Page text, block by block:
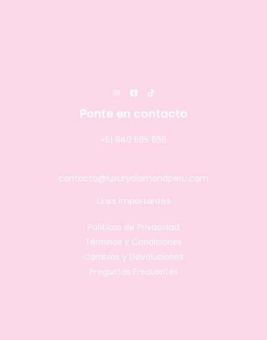
Ponte en contacto
+51 940 585 656
contacto@luxurydiamondperu.com
Links Importantes
Políticas de Privacidad
Términos y Condiciones
Cambios y Devoluciones
Preguntas Frecuentes